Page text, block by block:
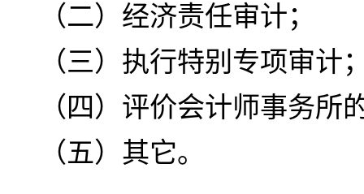
（二）经济责任审计；
（三）执行特别专项审计
（四）评价会计师事务所
（五）其它。